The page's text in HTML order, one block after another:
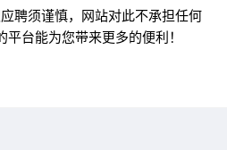
聘须谨慎，网站对此不承担任何
台能为您带来更多的便利！